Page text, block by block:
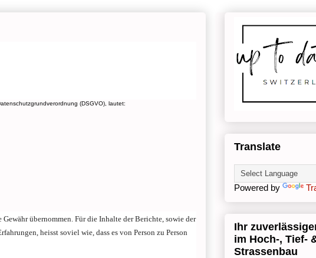
(DSGVO), lautet:
übernommen. Für die Inhalte der Berichte, sowie der
heisst soviel wie, dass es von Person zu Person
Translate
Powered by
Ihr
im Hoch-, Tief-
Strassenbau